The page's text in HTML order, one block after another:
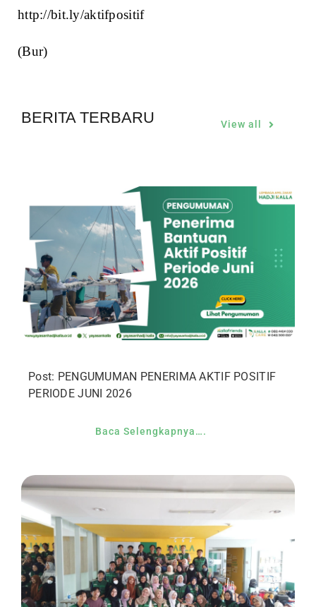
http://bit.ly/aktifpositif
(Bur)
BERITA TERBARU View all
Post: PENGUMUMAN PENERIMA AKTIF POSITIF
PERIODE JUNI 2026
Baca Selengkapnya….